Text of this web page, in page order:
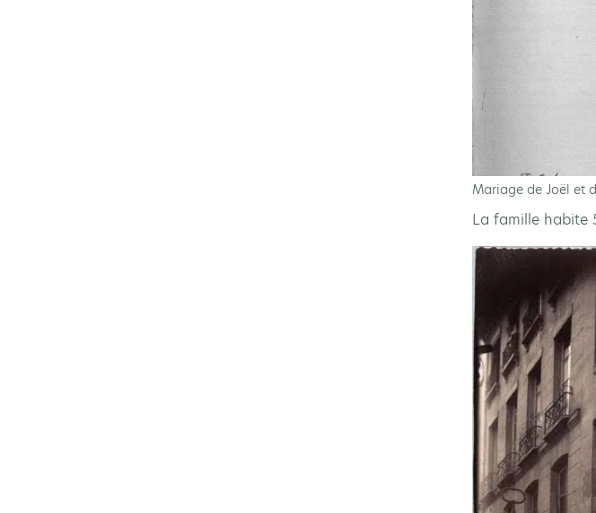
Mariage de Joël et
La famille habite